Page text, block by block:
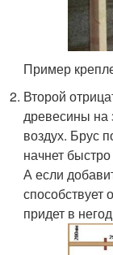
Пример
Второй
древесины на
воздух. Брус
начнет быстро
А если
способствует
придет в